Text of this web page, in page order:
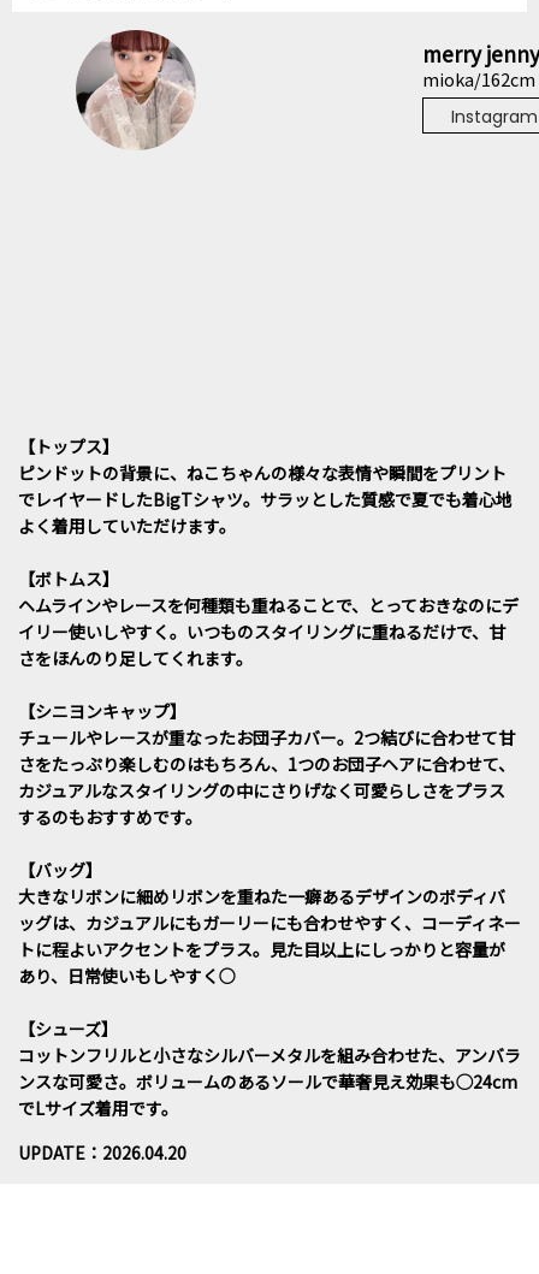
merry jenny
mioka/162cm
Instagram
【トップス】
ピンドットの背景に、ねこちゃんの様々な表情や瞬間をプリント
でレイヤードしたBigTシャツ。サラッとした質感で夏でも着心地
よく着用していただけます。
【ボトムス】
ヘムラインやレースを何種類も重ねることで、とっておきなのにデ
イリー使いしやすく。いつものスタイリングに重ねるだけで、甘
さをほんのり足してくれます。
【シニヨンキャップ】
チュールやレースが重なったお団子カバー。2つ結びに合わせて甘
さをたっぷり楽しむのはもちろん、1つのお団子ヘアに合わせて、
カジュアルなスタイリングの中にさりげなく可愛らしさをプラス
するのもおすすめです。
【バッグ】
大きなリボンに細めリボンを重ねた一癖あるデザインのボディバ
ッグは、カジュアルにもガーリーにも合わせやすく、コーディネー
トに程よいアクセントをプラス。見た目以上にしっかりと容量が
あり、日常使いもしやすく○
【シューズ】
コットンフリルと小さなシルバーメタルを組み合わせた、アンバラ
ンスな可愛さ。ボリュームのあるソールで華奢見え効果も◯24cm
でLサイズ着用です。
UPDATE：2026.04.20